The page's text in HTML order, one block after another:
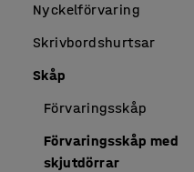
Nyckelförvaring
Skrivbordshurtsar
Skåp
Förvaringsskåp
Förvaringsskåp med
skjutdörrar